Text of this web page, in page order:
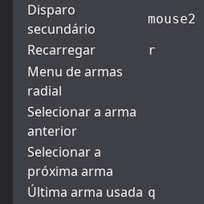
Disparo
secundário
mouse2
Recarregar r
Menu de armas
radial
Selecionar a arma
anterior
Selecionar a
próxima arma
Última arma usada q